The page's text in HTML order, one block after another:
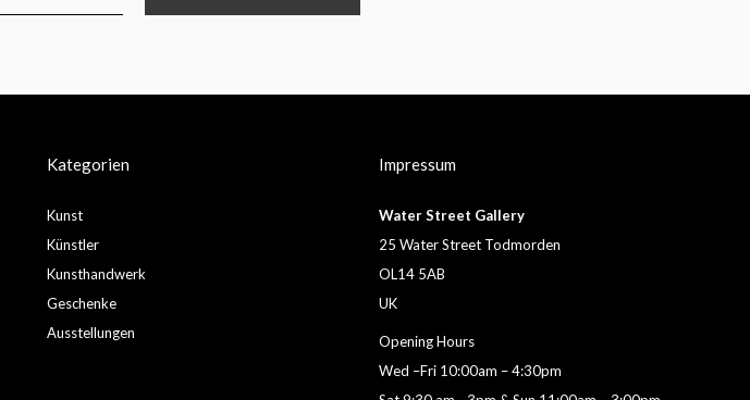
Kategorien
Kunst
Künstler
Kunsthandwerk
Geschenke
Ausstellungen
Impressum
Water Street Gallery
25 Water Street Todmorden
OL14 5AB
UK
Opening Hours
Wed –Fri 10:00am – 4:30pm